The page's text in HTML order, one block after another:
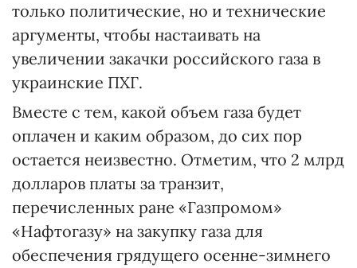
только политические, но и технические
аргументы, чтобы настаивать на
увеличении закачки российского газа в
украинские ПХГ.
Вместе с тем, какой объем газа будет
оплачен и каким образом, до сих пор
остается неизвестно. Отметим, что 2 млрд
долларов платы за транзит,
перечисленных ране «Газпромом»
«Нафтогазу» на закупку газа для
обеспечения грядущего осенне-зимнего